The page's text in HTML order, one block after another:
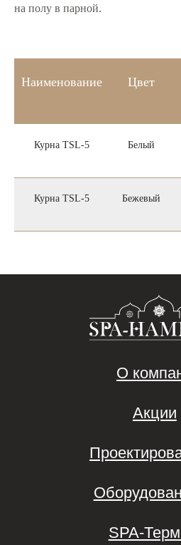
на полу в парной.
Наименование Цвет
Курна TSL-5 Белый
Курна TSL-5 Бежевый
Концепции SPA зон
F.A.Q.
© SPA-HAMMAM 2013-2026 |
Контакты